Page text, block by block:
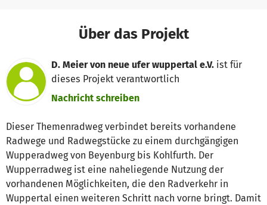
Über das Projekt
D. Meier von neue ufer wuppertal e.V. ist für
dieses Projekt verantwortlich
Nachricht schreiben
Dieser Themenradweg verbindet bereits vorhandene
Radwege und Radwegstücke zu einem durchgängigen
Wupperadweg von Beyenburg bis Kohlfurth. Der
Wupperradweg ist eine naheliegende Nutzung der
vorhandenen Möglichkeiten, die den Radverkehr in
Wuppertal einen weiteren Schritt nach vorne bringt. Damit